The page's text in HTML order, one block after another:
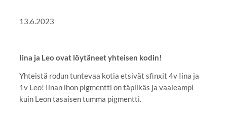
13.6.2023
Iina ja Leo ovat löytäneet yhteisen kodin!
Yhteistä rodun tuntevaa kotia etsivät sfinxit 4v Iina ja
1v Leo! Iinan ihon pigmentti on täplikäs ja vaaleampi
kuin Leon tasaisen tumma pigmentti.